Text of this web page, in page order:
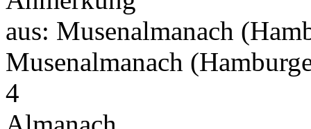
aus: Musenalmanach
Musenalmanach
4